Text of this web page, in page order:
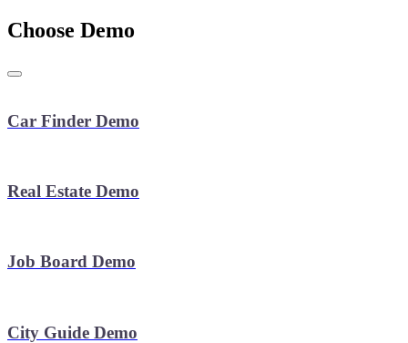
Choose Demo
Car Finder Demo
Real Estate Demo
Job Board Demo
City Guide Demo